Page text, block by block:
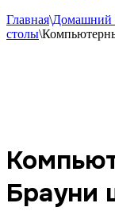
Главная\Домашний
столы\
Брауни